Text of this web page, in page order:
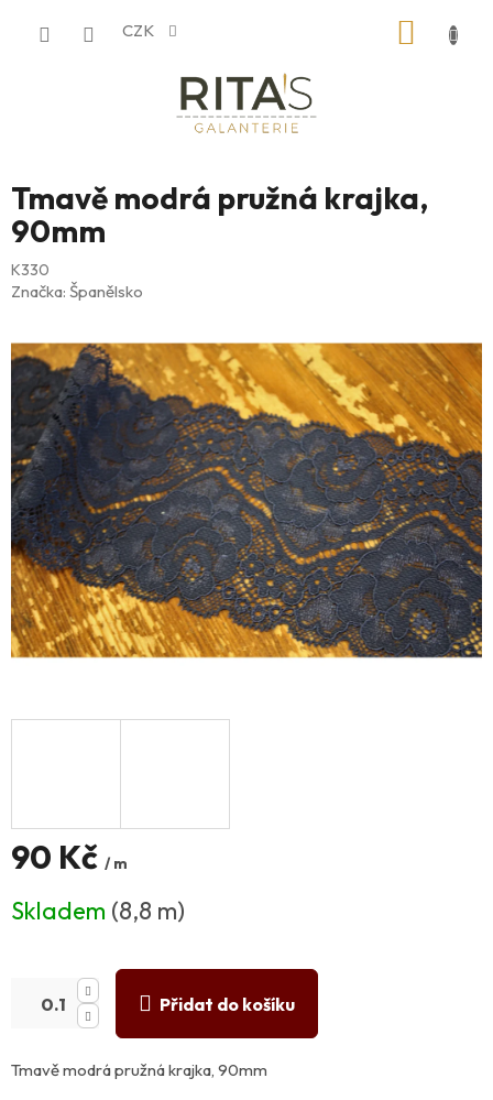
CZK
Tmavě modrá pružná krajka,
90mm
K330
Značka: Španělsko
90 Kč / m
cena:
Skladem (8,8 m)
Přidat do košíku
Tmavě modrá pružná krajka, 90mm